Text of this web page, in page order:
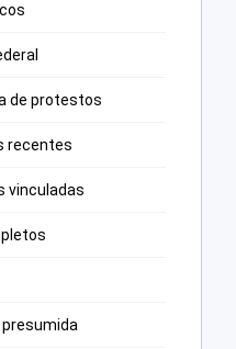
de protestos
recentes
vinculadas